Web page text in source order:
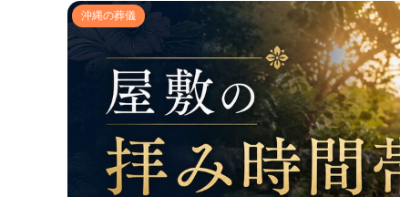
屋敷の拝み時間帯を深く知ろう｜
沖縄の葬儀